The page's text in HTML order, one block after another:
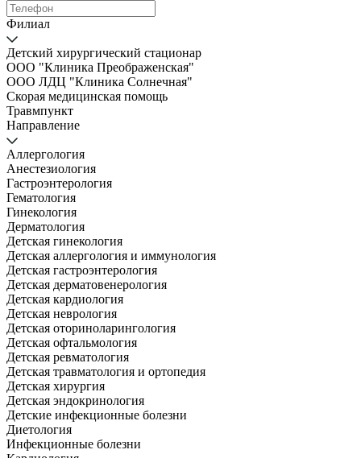
Филиал
Детский хирургический стационар
ООО "Клиника Преображенская"
ООО ЛДЦ "Клиника Солнечная"
Скорая медицинская помощь
Травмпункт
Направление
Аллергология
Анестезиология
Гастроэнтерология
Гематология
Гинекология
Дерматология
Детская гинекология
Детская аллергология и иммунология
Детская гастроэнтерология
Детская дерматовенерология
Детская кардиология
Детская неврология
Детская оториноларингология
Детская офтальмология
Детская ревматология
Детская травматология и ортопедия
Детская хирургия
Детская эндокринология
Детские инфекционные болезни
Диетология
Инфекционные болезни